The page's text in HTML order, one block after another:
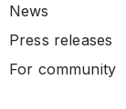
News
Press releases
For community